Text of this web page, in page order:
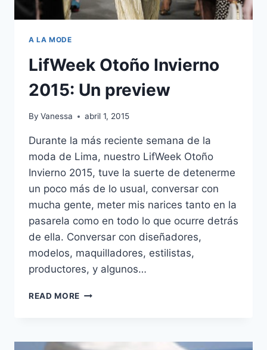
A LA MODE
LifWeek Otoño Invierno
2015: Un preview
By Vanessa abril 1, 2015
Durante la más reciente semana de la
moda de Lima, nuestro LifWeek Otoño
Invierno 2015, tuve la suerte de detenerme
un poco más de lo usual, conversar con
mucha gente, meter mis narices tanto en la
pasarela como en todo lo que ocurre detrás
de ella. Conversar con diseñadores,
modelos, maquilladores, estilistas,
productores, y algunos…
READ MORE LIFWEEK
UN